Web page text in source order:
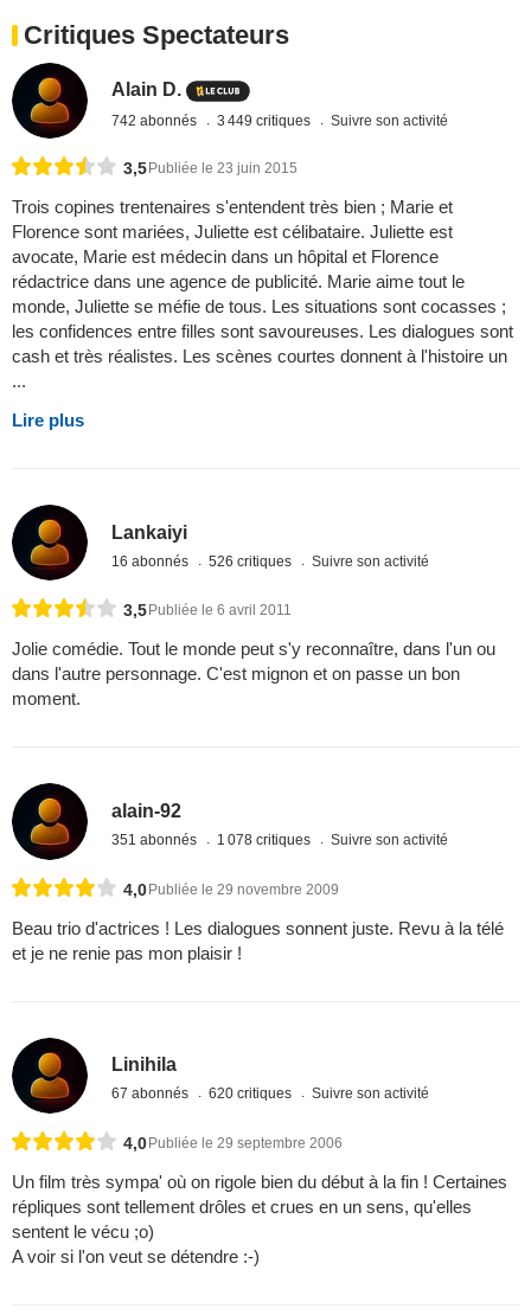
Critiques Spectateurs
Alain D.
742 abonnés 3 449 critiques Suivre son activité
3,5 Publiée le 23 juin 2015
Trois copines trentenaires s'entendent très bien ; Marie et
Florence sont mariées, Juliette est célibataire. Juliette est
avocate, Marie est médecin dans un hôpital et Florence
rédactrice dans une agence de publicité. Marie aime tout le
monde, Juliette se méfie de tous. Les situations sont cocasses ;
les confidences entre filles sont savoureuses. Les dialogues sont
cash et très réalistes. Les scènes courtes donnent à l'histoire un
...
Lire plus
Lankaiyi
16 abonnés 526 critiques Suivre son activité
3,5 Publiée le 6 avril 2011
Jolie comédie. Tout le monde peut s'y reconnaître, dans l'un ou
dans l'autre personnage. C'est mignon et on passe un bon
moment.
alain-92
351 abonnés 1 078 critiques Suivre son activité
4,0Publiée le 29 novembre 2009
Beau trio d'actrices ! Les dialogues sonnent juste. Revu à la télé
et je ne renie pas mon plaisir !
Linihila
67 abonnés 620 critiques Suivre son activité
4,0 Publiée le 29 septembre 2006
Un film très sympa' où on rigole bien du début à la fin ! Certaines
répliques sont tellement drôles et crues en un sens, qu'elles
sentent le vécu ;o)
A voir si l'on veut se détendre :-)